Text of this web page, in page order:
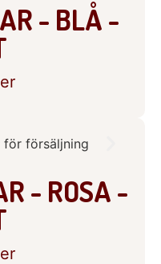
- BLÅ -
- ROSA -